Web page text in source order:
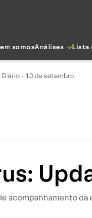
somosAnálises Lista
- 10 de setembro
acompanhamento da